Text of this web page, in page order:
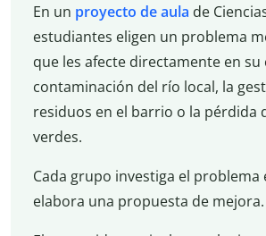
En un proyecto de aula de
estudiantes eligen un problema
que les afecte directamente en
contaminación del río local, la
residuos en el barrio o la pérdida
verdes.
Cada grupo investiga el problema
elabora una propuesta de mejora.